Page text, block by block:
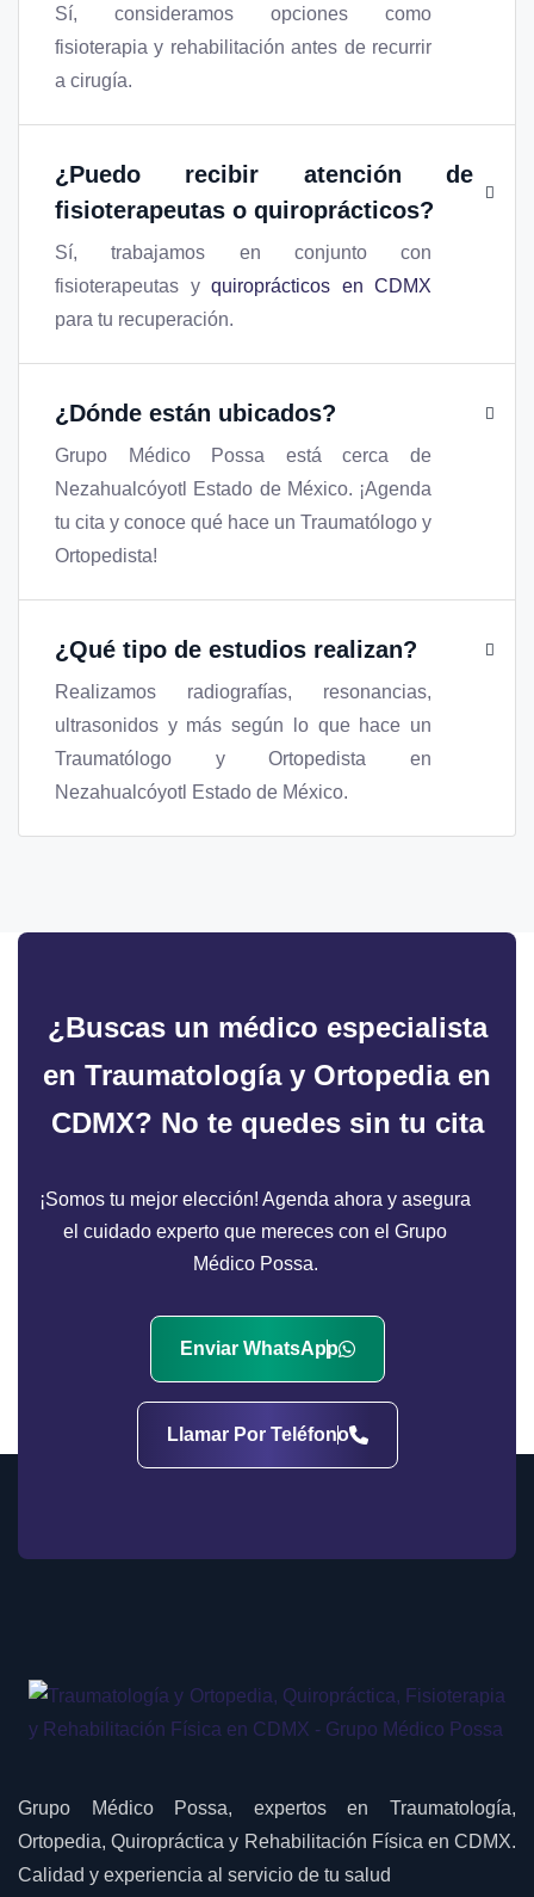
Sí, consideramos opciones como
fisioterapia y rehabilitación antes de recurrir
a cirugía.
¿Puedo recibir atención de
fisioterapeutas o quiroprácticos?
Sí, trabajamos en conjunto con
fisioterapeutas y quiroprácticos en CDMX
para tu recuperación.
¿Dónde están ubicados?
Grupo Médico Possa está cerca de
Nezahualcóyotl Estado de México. ¡Agenda
tu cita y conoce qué hace un Traumatólogo y
Ortopedista!
¿Qué tipo de estudios realizan?
Realizamos radiografías, resonancias,
ultrasonidos y más según lo que hace un
Traumatólogo y Ortopedista en
Nezahualcóyotl Estado de México.
¿Buscas un médico especialista
en Traumatología y Ortopedia en
CDMX? No te quedes sin tu cita
¡Somos tu mejor elección! Agenda ahora y asegura
el cuidado experto que mereces con el Grupo
Médico Possa.
Enviar WhatsApp
Llamar Por Teléfono
Grupo Médico Possa, expertos en Traumatología,
Ortopedia, Quiropráctica y Rehabilitación Física en CDMX.
Calidad y experiencia al servicio de tu salud